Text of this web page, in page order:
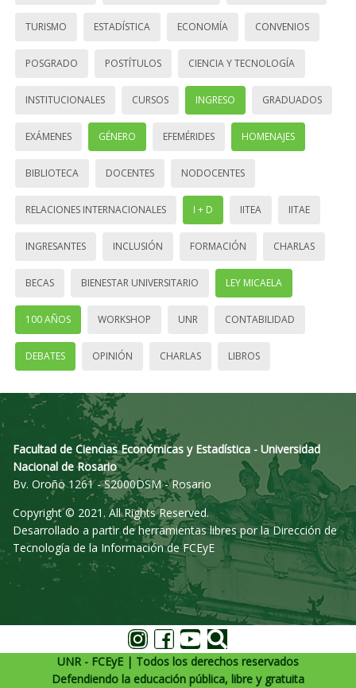
TURISMO ESTADÍSTICA ECONOMÍA CONVENIOS
POSGRADO POSTÍTULOS CIENCIA Y TECNOLOGÍA
INSTITUCIONALES CURSOS INGRESO GRADUADOS
EXÁMENES GÉNERO EFEMÉRIDES HOMENAJES
BIBLIOTECA DOCENTES NODOCENTES
RELACIONES INTERNACIONALES I + D IITEA IITAE
INGRESANTES INCLUSIÓN FORMACIÓN CHARLAS
BECAS BIENESTAR UNIVERSITARIO LEY MICAELA
100 AÑOS WORKSHOP UNR CONTABILIDAD
DEBATES OPINIÓN CHARLAS LIBROS
Facultad de Ciencias Económicas y Estadística - Universidad
Nacional de Rosario
Bv. Oroño 1261 - S2000DSM - Rosario
Copyright © 2021. All Rights Reserved.
Desarrollado a partir de herramientas libres por la Dirección de
Tecnología de la Información de FCEyE
UNR - FCEyE | Todos los derechos reservados
Defendiendo la educación pública, libre y gratuita